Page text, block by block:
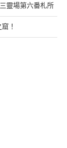
靈場第六番札所
！